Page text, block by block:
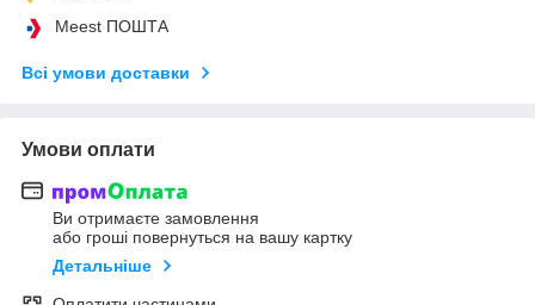
Meest ПОШТА
Всі умови доставки
Умови оплати
Ви отримаєте замовлення
або гроші повернуться на вашу картку
Детальніше